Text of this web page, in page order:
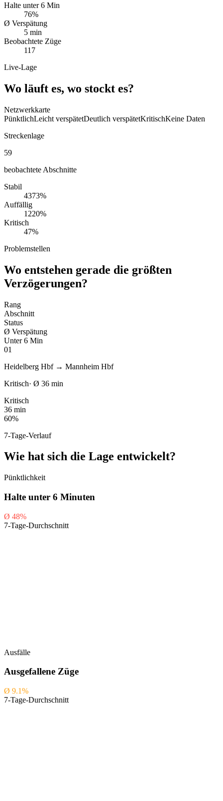
Halte unter 6 Min
76%
Ø Verspätung
5 min
Beobachtete Züge
117
Live-Lage
Wo läuft es, wo stockt es?
Netzwerkkarte
PünktlichLeicht verspätetDeutlich verspätetKritischKeine Daten
Streckenlage
59
beobachtete Abschnitte
Stabil
4373%
Auffällig
1220%
Kritisch
47%
Problemstellen
Wo entstehen gerade die größten
Verzögerungen?
Rang
Abschnitt
Status
Ø Verspätung
Unter 6 Min
01
Heidelberg Hbf→ Mannheim Hbf
Kritisch· Ø 36 min
Kritisch
36 min
60%
7-Tage-Verlauf
Wie hat sich die Lage entwickelt?
Pünktlichkeit
Halte unter 6 Minuten
Ø 48%
7-Tage-Durchschnitt
Ausfälle
Ausgefallene Züge
Ø 9.1%
7-Tage-Durchschnitt